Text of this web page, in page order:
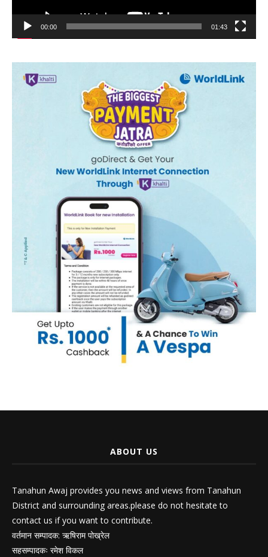
00:00 01:43
ABOUT US
Tanahun Awaj provides you news and views from Tanahun
District and surrounding areas.please do not hesitate to
contact us if you want to contribute.
वर्तमान सम्पादक: ऋषिराम पोख्रेल
सहसम्पादकः रमेश विकल